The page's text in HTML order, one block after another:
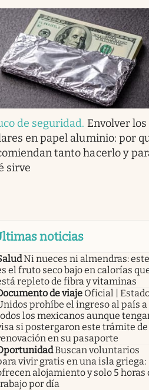
de seguridad. Envolver los
en papel aluminio: por
tanto hacerlo y
sirve
noticias
Ni nueces ni almendras: este
el fruto seco bajo en calorías
repleto de fibra y vitaminas
de viaje Oficial |
prohíbe el ingreso al país a
los mexicanos aunque
si postergaron este trámite de
en su pasaporte
Buscan voluntarios
vivir gratis en una isla griega:
alojamiento y solo 5 horas
por día